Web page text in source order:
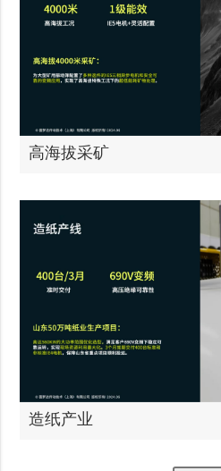
高海拔采矿
造纸产业